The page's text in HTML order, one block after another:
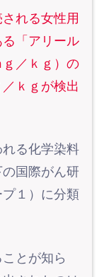
れる女性用
「アリール
／ｋｇ）の
ｋｇが検出
る化学染料
国際がん研
１）に分類
とが知ら